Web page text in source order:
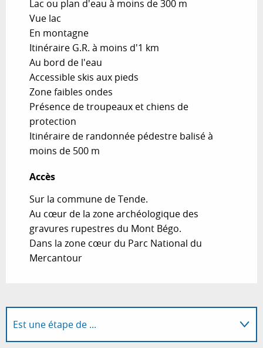
Lac ou plan d'eau à moins de 300 m
Vue lac
En montagne
Itinéraire G.R. à moins d'1 km
Au bord de l'eau
Accessible skis aux pieds
Zone faibles ondes
Présence de troupeaux et chiens de
protection
Itinéraire de randonnée pédestre balisé à
moins de 500 m
Accès
Accès
Sur la commune de Tende.
Au cœur de la zone archéologique des
gravures rupestres du Mont Bégo.
Dans la zone cœur du Parc National du
Mercantour
Est une étape de ...